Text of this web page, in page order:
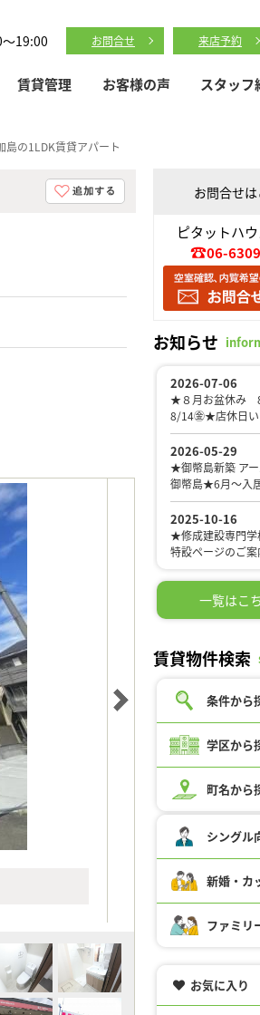
19:00 お問合せ 来店予約
賃貸管理 お客様の声 スタッフ
の1LDK賃貸アパート
お問合せ
ピタットハ
06-
お知らせ
一覧はこ
賃貸物件検索
条件から
学区から
町名から
シングル
新婚・カ
ファミリ
お気に入り